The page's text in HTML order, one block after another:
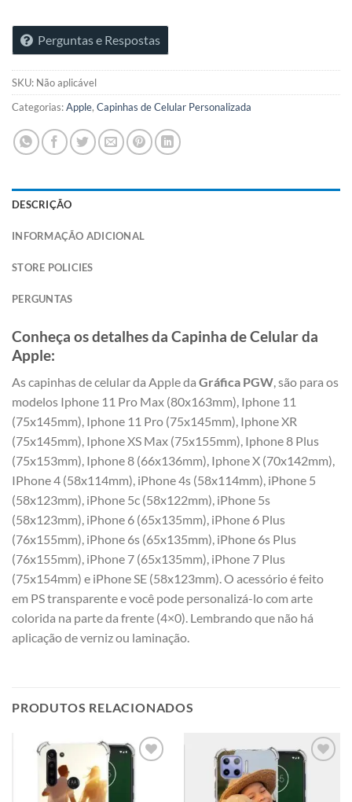
Perguntas e Respostas
SKU: Não aplicável
Categorias:Apple, Capinhas de Celular Personalizada
DESCRIÇÃO
INFORMAÇÃO ADICIONAL
STORE POLICIES
PERGUNTAS
Conheça os detalhes da Capinha de Celular da
Apple:
As capinhas de celular da Apple da Gráfica PGW, são para os
modelos Iphone 11 Pro Max (80x163mm), Iphone 11
(75x145mm), Iphone 11 Pro (75x145mm), Iphone XR
(75x145mm), Iphone XS Max (75x155mm), Iphone 8 Plus
(75x153mm), Iphone 8 (66x136mm), Iphone X (70x142mm),
IPhone 4 (58x114mm), iPhone 4s (58x114mm), iPhone 5
(58x123mm), iPhone 5c (58x122mm), iPhone 5s
(58x123mm), iPhone 6 (65x135mm), iPhone 6 Plus
(76x155mm), iPhone 6s (65x135mm), iPhone 6s Plus
(76x155mm), iPhone 7 (65x135mm), iPhone 7 Plus
(75x154mm) e iPhone SE (58x123mm). O acessório é feito
em PS transparente e você pode personalizá-lo com arte
colorida na parte da frente (4×0). Lembrando que não há
aplicação de verniz ou laminação.
PRODUTOS RELACIONADOS
Add to Add to